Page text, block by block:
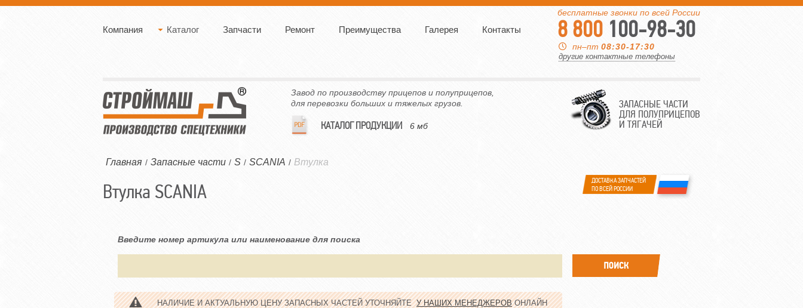
Компания Каталог Запчасти Ремонт Преимущества Галерея Контакты
бесплатные звонки по всей России
8 800 100-98-30
пн–пт 08:30-17:30
другие контактные телефоны
Завод по производству прицепов и полуприцепов,
для перевозки больших и тяжелых грузов.
КАТАЛОГ ПРОДУКЦИИ 6 мб
ЗАПАСНЫЕ ЧАСТИ
ДЛЯ ПОЛУПРИЦЕПОВ
И ТЯГАЧЕЙ
Главная / Запасные части / S / SCANIA / Втулка
Втулка SCANIA
ДОСТАВКА ЗАПЧАСТЕЙ
ПО ВСЕЙ РОССИИ
Введите номер артикула или наименование для поиска
НАЛИЧИЕ И АКТУАЛЬНУЮ ЦЕНУ ЗАПАСНЫХ ЧАСТЕЙ УТОЧНЯЙТЕУ НАШИХ МЕНЕДЖЕРОВОНЛАЙН